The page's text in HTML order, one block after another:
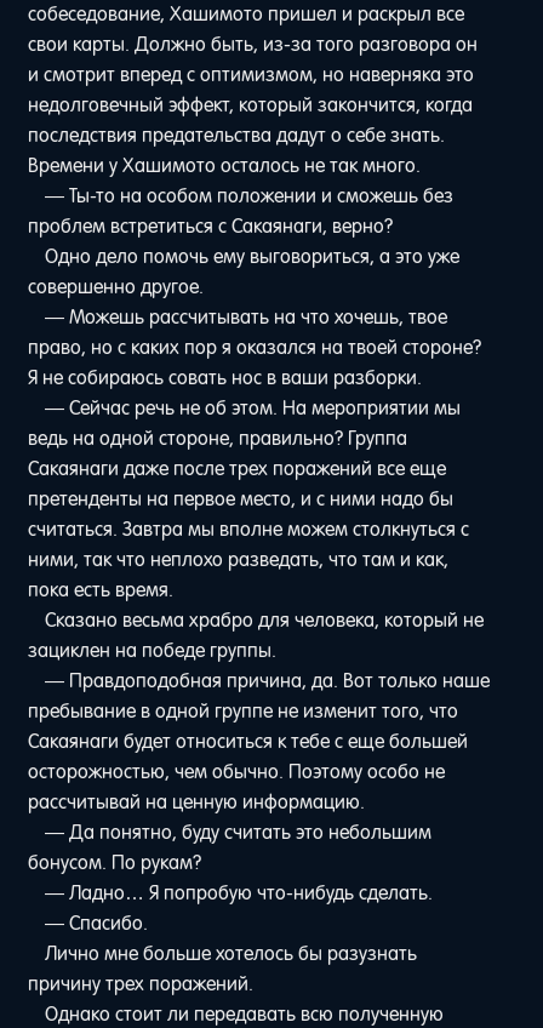
собеседование, Хашимото пришел и раскрыл все
свои карты. Должно быть, из-за того разговора он
и смотрит вперед с оптимизмом, но наверняка это
недолговечный эффект, который закончится, когда
последствия предательства дадут о себе знать.
Времени у Хашимото осталось не так много.
— Ты-то на особом положении и сможешь без
проблем встретиться с Сакаянаги, верно?
Одно дело помочь ему выговориться, а это уже
совершенно другое.
— Можешь рассчитывать на что хочешь, твое
право, но с каких пор я оказался на твоей стороне?
Я не собираюсь совать нос в ваши разборки.
— Сейчас речь не об этом. На мероприятии мы
ведь на одной стороне, правильно? Группа
Сакаянаги даже после трех поражений все еще
претенденты на первое место, и с ними надо бы
считаться. Завтра мы вполне можем столкнуться с
ними, так что неплохо разведать, что там и как,
пока есть время.
Сказано весьма храбро для человека, который не
зациклен на победе группы.
— Правдоподобная причина, да. Вот только наше
пребывание в одной группе не изменит того, что
Сакаянаги будет относиться к тебе с еще большей
осторожностью, чем обычно. Поэтому особо не
рассчитывай на ценную информацию.
— Да понятно, буду считать это небольшим
бонусом. По рукам?
— Ладно… Я попробую что-нибудь сделать.
— Спасибо.
Лично мне больше хотелось бы разузнать
причину трех поражений.
Однако стоит ли передавать всю полученную